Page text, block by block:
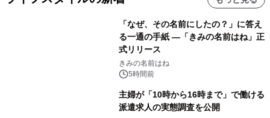
「なぜ、その名前にしたの？」に答え
る一通の手紙 ―「きみの名前はね」正
式リリース
きみの名前はね
5時間前
主婦が「10時から16時まで」で働ける
派遣求人の実態調査を公開